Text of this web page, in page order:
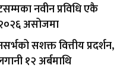
नवीन प्रविधि एकै
असोजमा
सशक्त वित्तीय प्रदर्शन,
१२ अर्बमाथि